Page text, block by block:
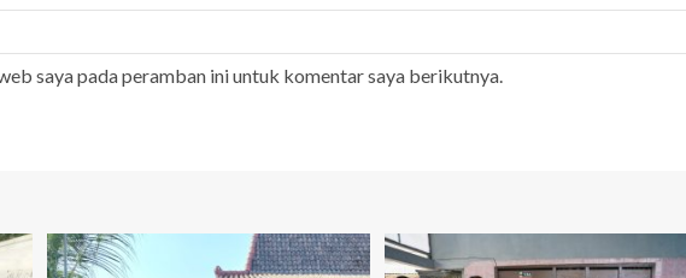
saya pada peramban ini untuk komentar saya berikutnya.